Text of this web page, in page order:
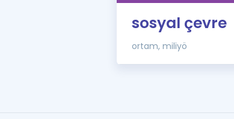
sosyal çevre
ortam, miliyö